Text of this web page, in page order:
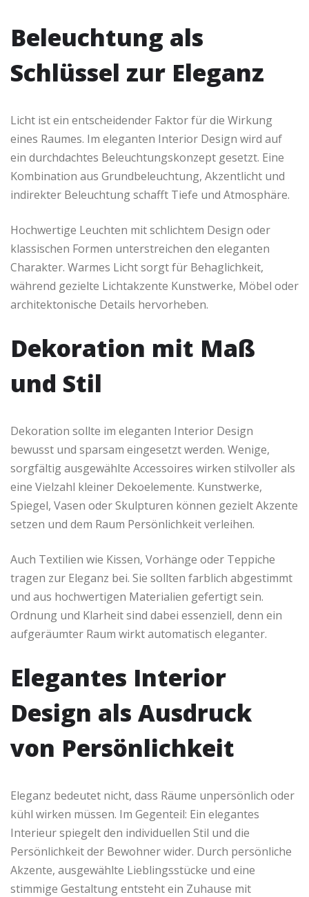
Beleuchtung als
Schlüssel zur Eleganz
Licht ist ein entscheidender Faktor für die Wirkung
eines Raumes. Im eleganten Interior Design wird auf
ein durchdachtes Beleuchtungskonzept gesetzt. Eine
Kombination aus Grundbeleuchtung, Akzentlicht und
indirekter Beleuchtung schafft Tiefe und Atmosphäre.
Hochwertige Leuchten mit schlichtem Design oder
klassischen Formen unterstreichen den eleganten
Charakter. Warmes Licht sorgt für Behaglichkeit,
während gezielte Lichtakzente Kunstwerke, Möbel oder
architektonische Details hervorheben.
Dekoration mit Maß
und Stil
Dekoration sollte im eleganten Interior Design
bewusst und sparsam eingesetzt werden. Wenige,
sorgfältig ausgewählte Accessoires wirken stilvoller als
eine Vielzahl kleiner Dekoelemente. Kunstwerke,
Spiegel, Vasen oder Skulpturen können gezielt Akzente
setzen und dem Raum Persönlichkeit verleihen.
Auch Textilien wie Kissen, Vorhänge oder Teppiche
tragen zur Eleganz bei. Sie sollten farblich abgestimmt
und aus hochwertigen Materialien gefertigt sein.
Ordnung und Klarheit sind dabei essenziell, denn ein
aufgeräumter Raum wirkt automatisch eleganter.
Elegantes Interior
Design als Ausdruck
von Persönlichkeit
Eleganz bedeutet nicht, dass Räume unpersönlich oder
kühl wirken müssen. Im Gegenteil: Ein elegantes
Interieur spiegelt den individuellen Stil und die
Persönlichkeit der Bewohner wider. Durch persönliche
Akzente, ausgewählte Lieblingsstücke und eine
stimmige Gestaltung entsteht ein Zuhause mit